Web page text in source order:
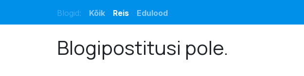
Blogid: Kõik Reis Edulood
Blogipostitusi pole.